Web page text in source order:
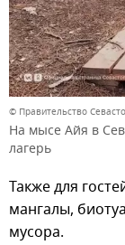
© Правительство
На мысе Айя в
лагерь
Также для
мангалы,
мусора.